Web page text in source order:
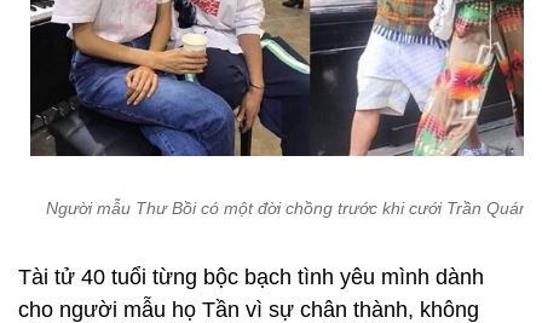
Người mẫu Thư Bồi có một đời chồng trước khi cưới Trần Quán
Tài tử 40 tuổi từng bộc bạch tình yêu mình dành
cho người mẫu họ Tần vì sự chân thành, không